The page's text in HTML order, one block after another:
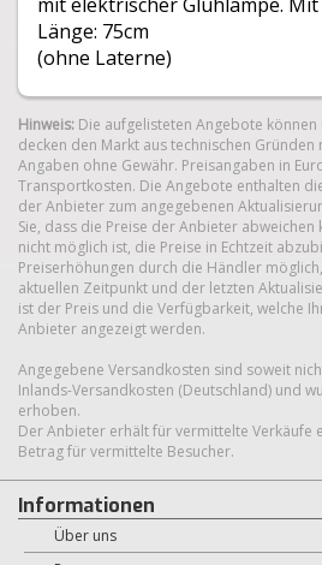
Länge: 75cm
(ohne Laterne)
Hinweis: Die aufgelisteten Angebote
decken den Markt aus technischen
Angaben ohne Gewähr. Preisangaben in
Transportkosten. Die Angebote enthalten
der Anbieter zum angegebenen
Sie, dass die Preise der Anbieter abweichen
nicht möglich ist, die Preise in Echtzeit
Preiserhöhungen durch die Händler
aktuellen Zeitpunkt und der letzten
ist der Preis und die Verfügbarkeit, welche
Anbieter angezeigt werden.
Angegebene Versandkosten sind soweit
Inlands-Versandkosten (Deutschland) und
erhoben.
Der Anbieter erhält für vermittelte Verkäufe
Betrag für vermittelte Besucher.
Informationen
Über uns